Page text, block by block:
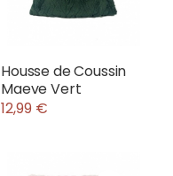
Housse de Coussin
Maeve Vert
12,99 €